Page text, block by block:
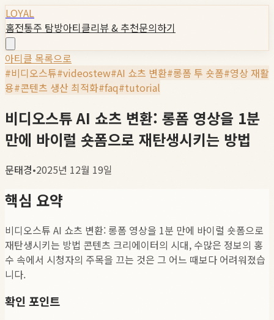
LOYAL
홈전통주 탐방아티클리뷰 & 추천문의하기
아티클 목록으로
#비디오스튜#videostew#AI 쇼츠 변환#롱폼 투 숏폼#영상 재활
용#콘텐츠 생산 최적화#faq#tutorial
비디오스튜 AI 쇼츠 변환: 롱폼 영상을 1분
만에 바이럴 숏폼으로 재탄생시키는 방법
문태경•2025년 12월 19일
핵심 요약
비디오스튜 AI 쇼츠 변환: 롱폼 영상을 1분 만에 바이럴 숏폼으로
재탄생시키는 방법 콘텐츠 크리에이터의 시대, 수많은 정보의 홍
수 속에서 시청자의 주목을 끄는 것은 그 어느 때보다 어려워졌습
니다.
확인 포인트